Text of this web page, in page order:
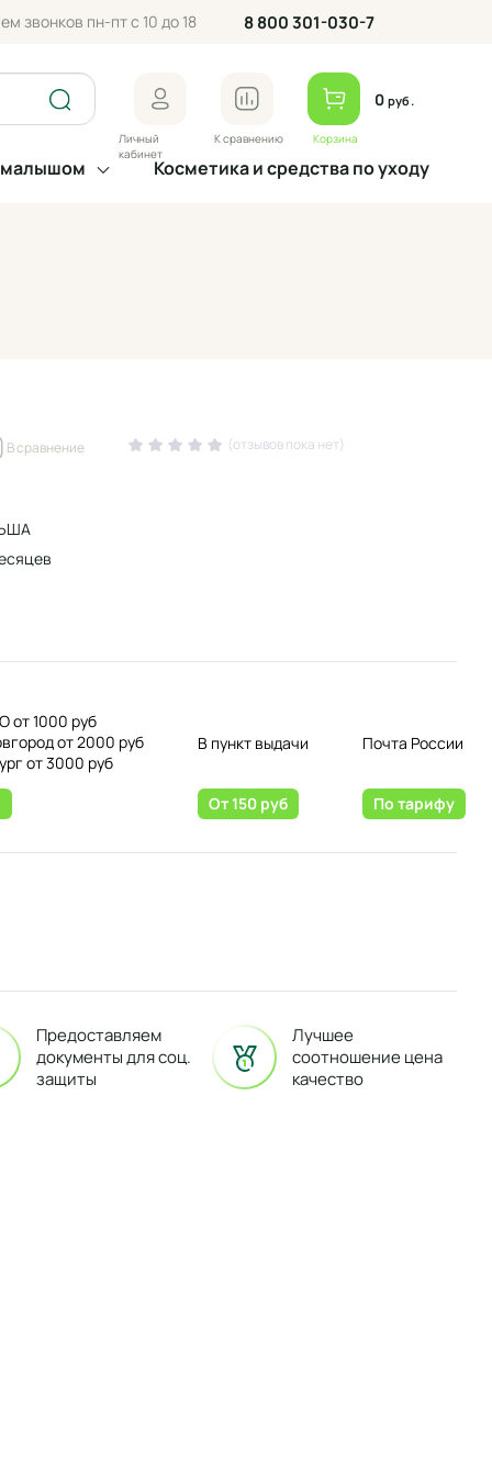
звонков пн-пт с 10 до 18 8 800 301-030-7
Личный
кабинет
К сравнению Корзина
0руб.
малышом Косметика и средства по уходу
В сравнение (отзывов пока нет)
от 1000 руб
от 2000 руб
от 3000 руб
В пункт выдачи
От 150 руб
Почта России
По тарифу
Предоставляем
документы для соц.
защиты
Лучшее
соотношение цена
качество